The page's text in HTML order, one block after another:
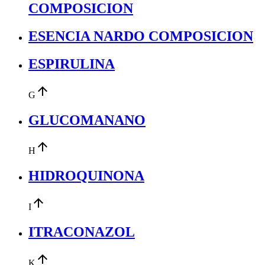
COMPOSICION
ESENCIA NARDO COMPOSICION
ESPIRULINA
G arrow_upward
GLUCOMANANO
H arrow_upward
HIDROQUINONA
I arrow_upward
ITRACONAZOL
K arrow_upward